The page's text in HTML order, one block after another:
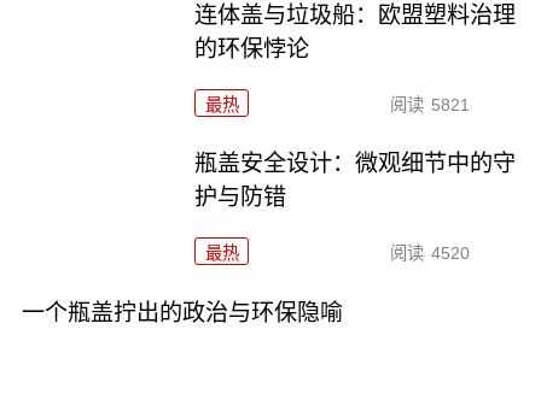
连体盖与垃圾船：欧盟塑料治理
的环保悖论
最热 阅读 5821
瓶盖安全设计：微观细节中的守
护与防错
最热 阅读 4520
一个瓶盖拧出的政治与环保隐喻